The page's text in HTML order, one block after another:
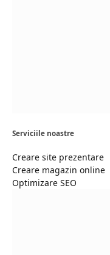
Serviciile noastre
Creare site prezentare
Creare magazin online
Optimizare SEO